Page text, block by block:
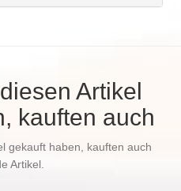
Artikel
kauften auch
gekauft haben, kauften auch
Artikel.